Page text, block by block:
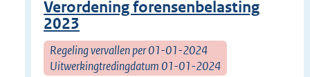
Verordening forensenbelasting
2023
Regeling vervallen per 01-01-2024
Uitwerkingtredingdatum 01-01-2024